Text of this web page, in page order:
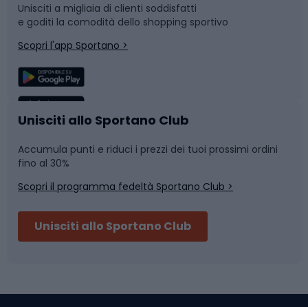
Corsa
Sport di squadra
Caschi da ciclismo
Skitouring
Abbigliamento da escursionismo
Snowboard
Camminata nordica
Nuoto
Pattinaggio
Componenti per biciclette
Unisciti a migliaia di clienti soddisfatti
e goditi la comodità dello shopping sportivo
Scopri l'app Sportano >
Unisciti allo Sportano Club
Accumula punti e riduci i prezzi dei tuoi prossimi ordini
fino al 30%
Scopri il programma fedeltà Sportano Club >
Unisciti allo Sportano Club